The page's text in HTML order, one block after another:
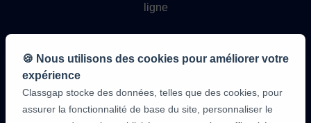
ligne
Cours de programmation en
🍪 Nous utilisons des cookies pour améliorer votre
expérience
Classgap stocke des données, telles que des cookies, pour
assurer la fonctionnalité de base du site, personnaliser le